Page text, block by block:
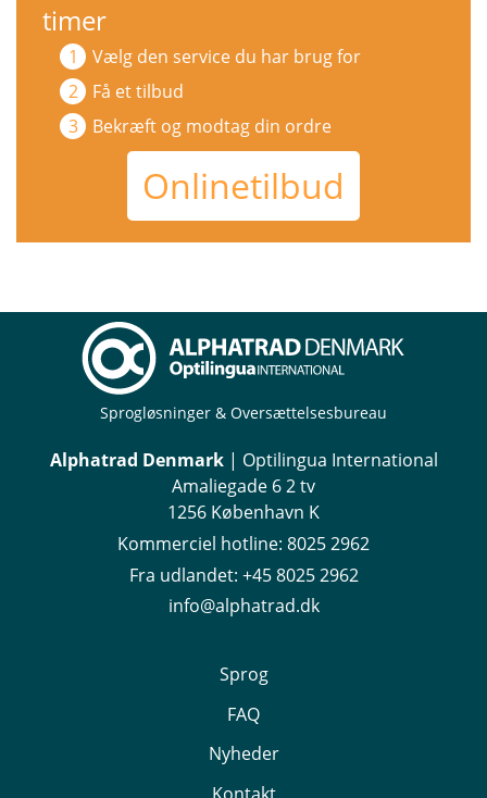
timer
Vælg den service du har brug for
Få et tilbud
Bekræft og modtag din ordre
Onlinetilbud
Sprogløsninger & Oversættelsesbureau
Alphatrad Denmark| Optilingua International
Amaliegade 6 2 tv
1256 København K
Kommerciel hotline: 8025 2962
Fra udlandet: +45 8025 2962
info@alphatrad.dk
Sprog
FAQ
Nyheder